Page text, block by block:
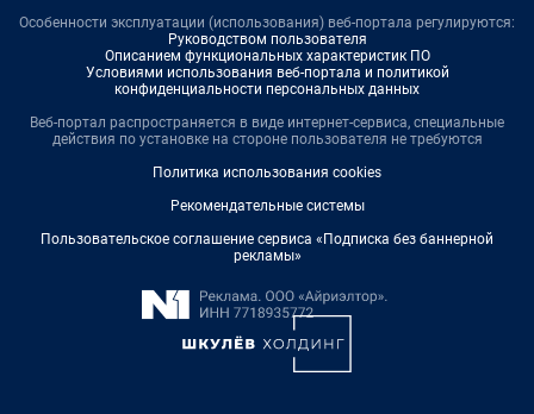
Особенности эксплуатации (использования) веб-портала регулируются:
Руководством пользователя
Описанием функциональных характеристик ПО
Условиями использования веб-портала и политикой
конфиденциальности персональных данных
Веб-портал распространяется в виде интернет-сервиса, специальные
действия по установке на стороне пользователя не требуются
Политика использования cookies
Рекомендательные системы
Пользовательское соглашение сервиса «Подписка без баннерной
рекламы»